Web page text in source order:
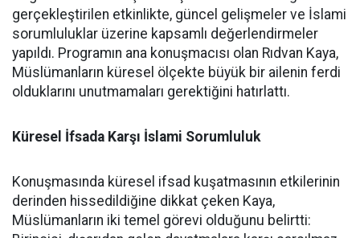
gerçekleştirilen etkinlikte, güncel gelişmeler ve İslami
sorumluluklar üzerine kapsamlı değerlendirmeler
yapıldı. Programın ana konuşmacısı olan Rıdvan Kaya,
Müslümanların küresel ölçekte büyük bir ailenin ferdi
olduklarını unutmamaları gerektiğini hatırlattı.
Küresel İfsada Karşı İslami Sorumluluk
Konuşmasında küresel ifsad kuşatmasının etkilerinin
derinden hissedildiğine dikkat çeken Kaya,
Müslümanların iki temel görevi olduğunu belirtti: